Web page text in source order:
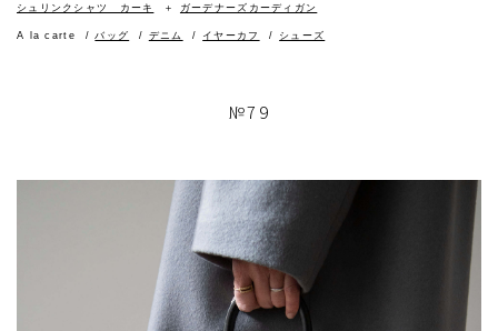
シュリンクシャツ カーキ ガーデナーズカーディガン
A la carte バッグ デニム イヤーカフ シューズ
№79